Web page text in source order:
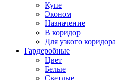
Купе
Эконом
Назначение
В коридор
Для узкого коридора
Гардеробные
Цвет
Белые
Светлые